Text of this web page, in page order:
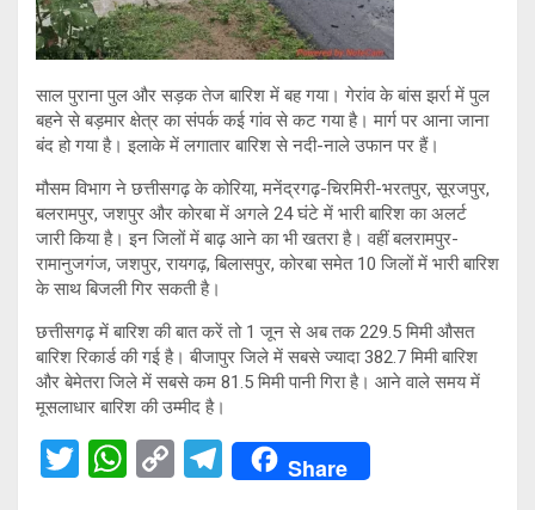
साल पुराना पुल और सड़क तेज बारिश में बह गया। गेरांव के बांस झर्रा में पुल
बहने से बड़मार क्षेत्र का संपर्क कई गांव से कट गया है। मार्ग पर आना जाना
बंद हो गया है। इलाके में लगातार बारिश से नदी-नाले उफान पर हैं।
मौसम विभाग ने छत्तीसगढ़ के कोरिया, मनेंद्रगढ़-चिरमिरी-भरतपुर, सूरजपुर,
बलरामपुर, जशपुर और कोरबा में अगले 24 घंटे में भारी बारिश का अलर्ट
जारी किया है। इन जिलों में बाढ़ आने का भी खतरा है। वहीं बलरामपुर-
रामानुजगंज, जशपुर, रायगढ़, बिलासपुर, कोरबा समेत 10 जिलों में भारी बारिश
के साथ बिजली गिर सकती है।
छत्तीसगढ़ में बारिश की बात करें तो 1 जून से अब तक 229.5 मिमी औसत
बारिश रिकार्ड की गई है। बीजापुर जिले में सबसे ज्यादा 382.7 मिमी बारिश
और बेमेतरा जिले में सबसे कम 81.5 मिमी पानी गिरा है। आने वाले समय में
मूसलाधार बारिश की उम्मीद है।
T
W C
T
Share